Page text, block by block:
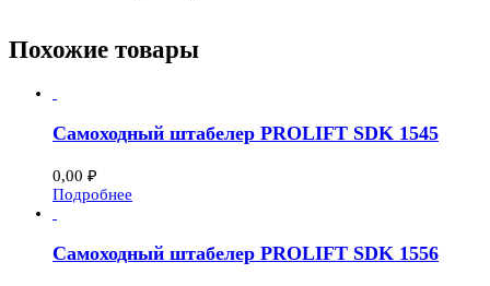
Похожие товары
Самоходный штабелер PROLIFT SDK 1545
0,00 ₽
Подробнее
Самоходный штабелер PROLIFT SDK 1556